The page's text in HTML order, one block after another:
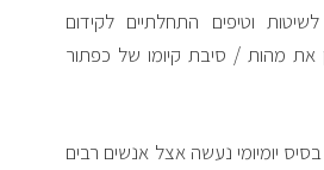
וטיפים התחלתיים לקידום
את מהות / סיבת קיומו של כפתור
יומיומי נעשה אצל אנשים רבים